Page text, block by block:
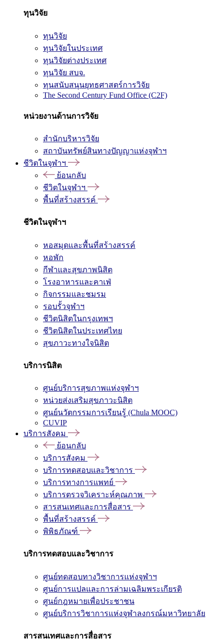
ทุนวิจัย
ทุนวิจัย
ทุนวิจัยในประเทศ
ทุนวิจัยต่างประเทศ
ทุนวิจัย สบจ.
ทุนสนับสนุนยุทธศาสตร์การวิจัย
The Second Century Fund Office (C2F)
หน่วยงานด้านการวิจัย
สำนักบริหารวิจัย
สถาบันทรัพย์สินทางปัญญาแห่งจุฬาฯ
ชีวิตในจุฬาฯ
ย้อนกลับ
ชีวิตในจุฬาฯ
พื้นที่สร้างสรรค์
ชีวิตในจุฬาฯ
หอสมุดและพื้นที่สร้างสรรค์
หอพัก
กีฬาและสุขภาพนิสิต
โรงอาหารและคาเฟ่
กิจกรรมและชมรม
รอบรั้วจุฬาฯ
ชีวิตนิสิตในกรุงเทพฯ
ชีวิตนิสิตในประเทศไทย
สุขภาวะทางใจนิสิต
บริการนิสิต
ศูนย์บริการสุขภาพแห่งจุฬาฯ
หน่วยส่งเสริมสุขภาวะนิสิต
ศูนย์นวัตกรรมการเรียนรู้ (Chula MOOC)
CUVIP
บริการสังคม
ย้อนกลับ
บริการสังคม
บริการทดสอบและวิชาการ
บริการทางการแพทย์
บริการตรวจวิเคราะห์คุณภาพ
สารสนเทศและการสื่อสาร
พื้นที่สร้างสรรค์
พิพิธภัณฑ์
บริการทดสอบและวิชาการ
ศูนย์ทดสอบทางวิชาการแห่งจุฬาฯ
ศูนย์การแปลและการล่ามเฉลิมพระเกียรติ
ศูนย์กฎหมายเพื่อประชาชน
ศูนย์บริการวิชาการแห่งจุฬาลงกรณ์มหาวิทยาลัย
สารสนเทศและการสื่อสาร